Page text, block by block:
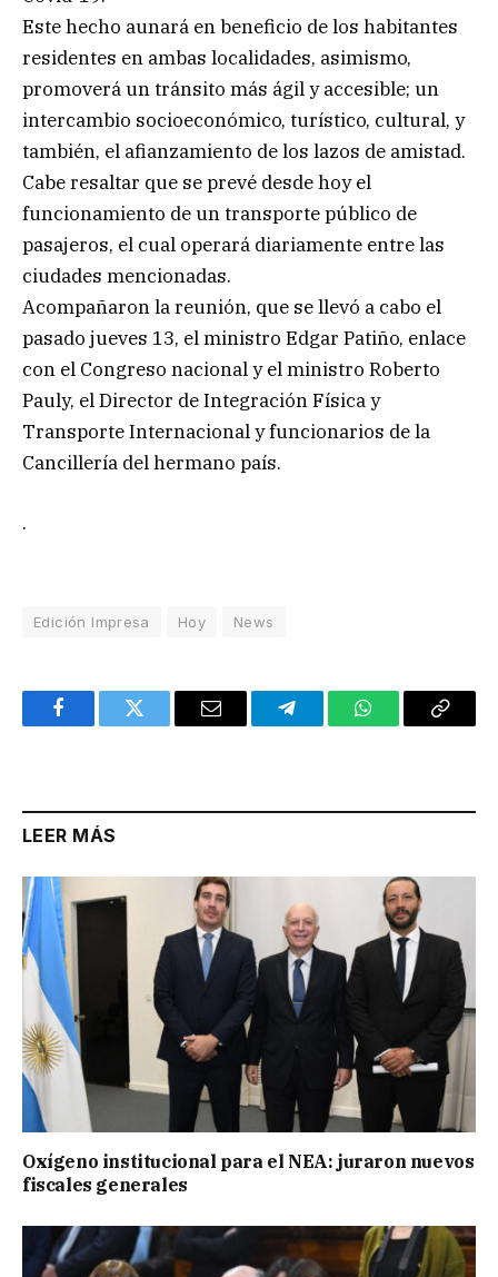
Este hecho aunará en beneficio de los habitantes
residentes en ambas localidades, asimismo,
promoverá un tránsito más ágil y accesible; un
intercambio socioeconómico, turístico, cultural, y
también, el afianzamiento de los lazos de amistad.
Cabe resaltar que se prevé desde hoy el
funcionamiento de un transporte público de
pasajeros, el cual operará diariamente entre las
ciudades mencionadas.
Acompañaron la reunión, que se llevó a cabo el
pasado jueves 13, el ministro Edgar Patiño, enlace
con el Congreso nacional y el ministro Roberto
Pauly, el Director de Integración Física y
Transporte Internacional y funcionarios de la
Cancillería del hermano país.
.
Edición Impresa Hoy News
FacebookTwitter Email TelegramWhatsAppCopy
LEER MÁS
Oxígeno institucional para el NEA: juraron nuevos
fiscales generales